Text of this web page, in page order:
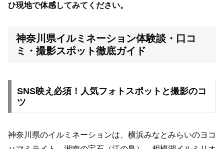
ひ現地で体感してみてください。
神奈川県イルミネーション体験談・口コ
ミ・撮影スポット徹底ガイド
SNS映え必須！人気フォトスポットと撮影のコ
ツ
神奈川県のイルミネーションは、横浜みなとみらいのヨコ